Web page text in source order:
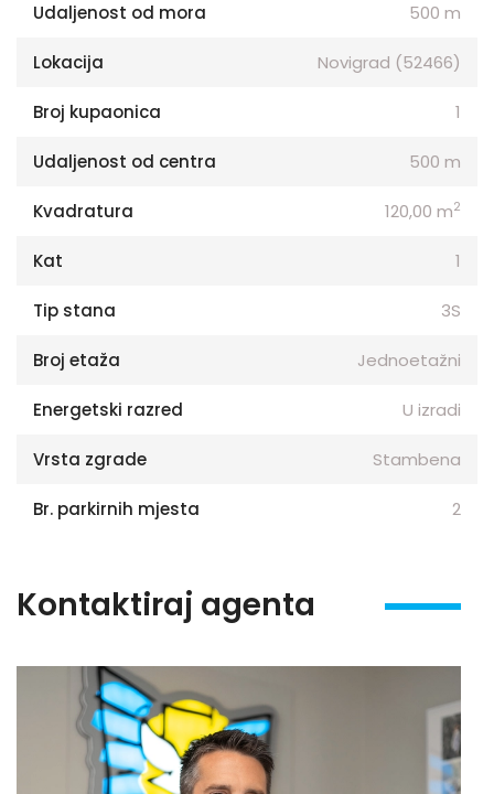
Udaljenost od mora 500 m
Lokacija Novigrad (52466)
Broj kupaonica 1
Udaljenost od centra 500 m
Kvadratura 120,00 m2
Kat 1
Tip stana 3S
Broj etaža Jednoetažni
Energetski razred U izradi
Vrsta zgrade Stambena
Br. parkirnih mjesta 2
Kontaktiraj agenta